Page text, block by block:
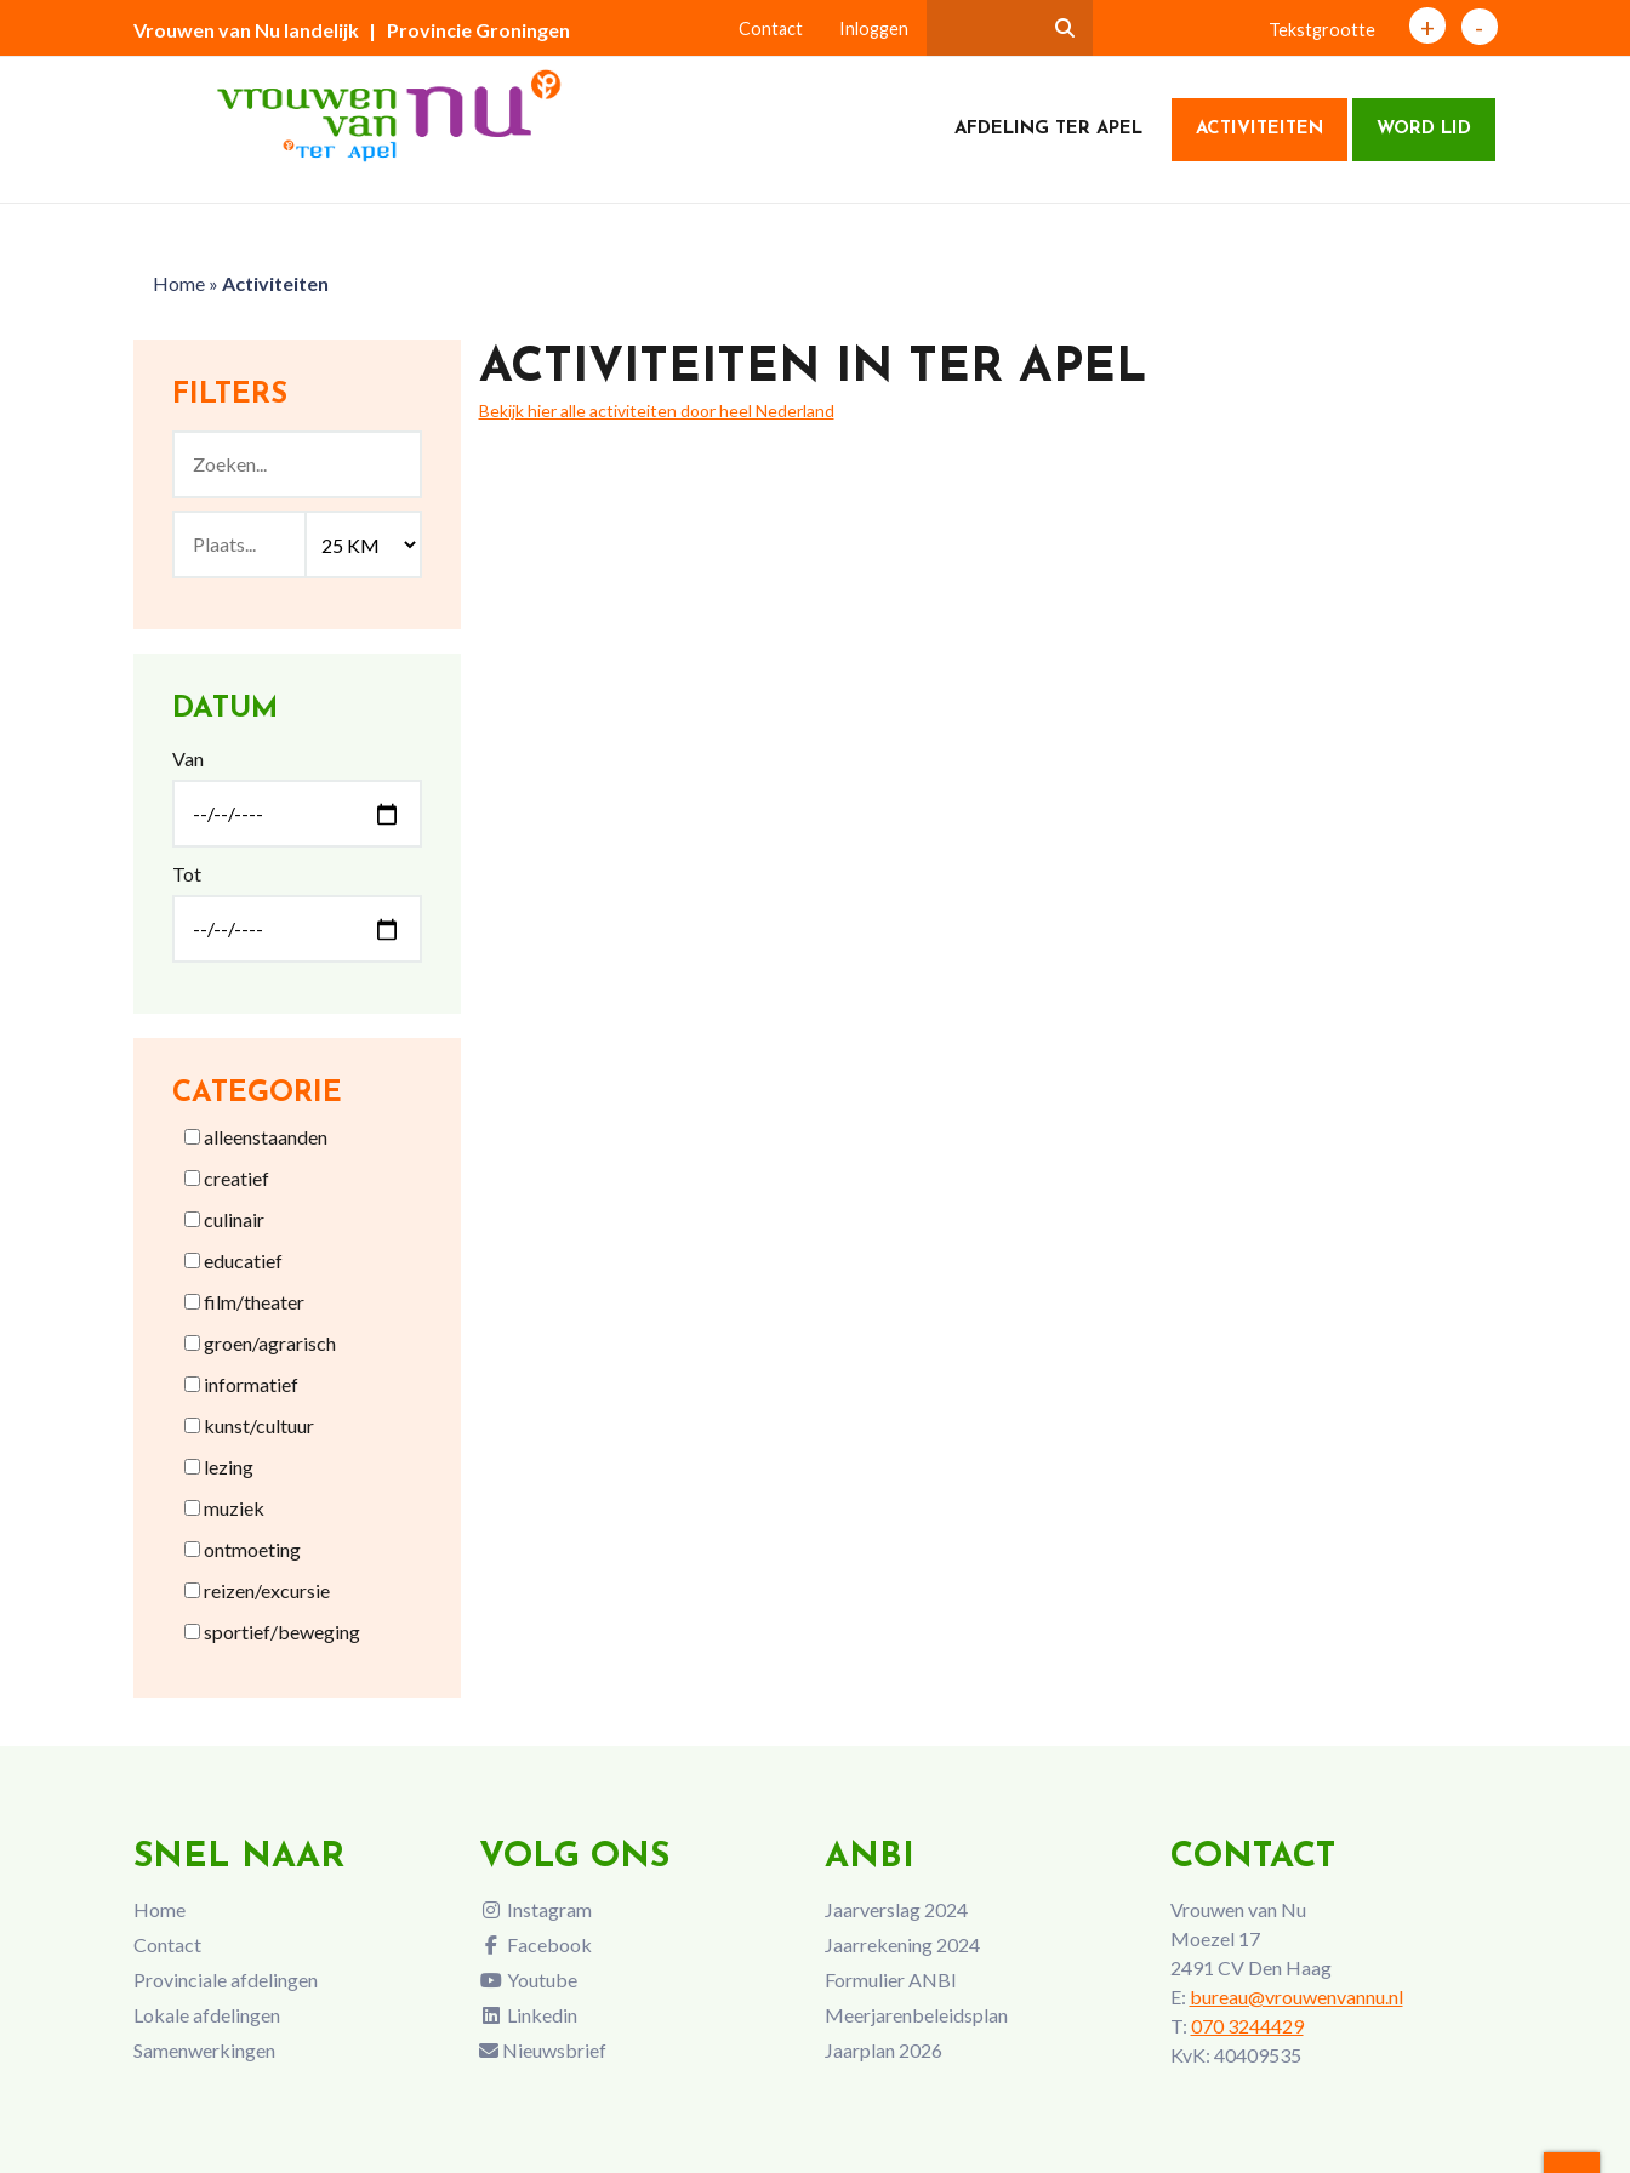
Vrouwen van Nu landelijk | Provincie Groningen Contact Inloggen Tekstgrootte + -
AFDELING TER APEL ACTIVITEITEN WORD LID
Home» Activiteiten
FILTERS
DATUM
Van
Tot
CATEGORIE
alleenstaanden
creatief
culinair
educatief
film/theater
groen/agrarisch
informatief
kunst/cultuur
lezing
muziek
ontmoeting
reizen/excursie
sportief/beweging
ACTIVITEITEN IN TER APEL
Bekijk hier alle activiteiten door heel Nederland
SNEL NAAR
Home
Contact
Provinciale afdelingen
Lokale afdelingen
Samenwerkingen
VOLG ONS
Instagram
Facebook
Youtube
Linkedin
Nieuwsbrief
ANBI
Jaarverslag 2024
Jaarrekening 2024
Formulier ANBI
Meerjarenbeleidsplan
Jaarplan 2026
CONTACT
Vrouwen van Nu
Moezel 17
2491 CV Den Haag
E: bureau@vrouwenvannu.nl
T: 070 3244429
KvK: 40409535